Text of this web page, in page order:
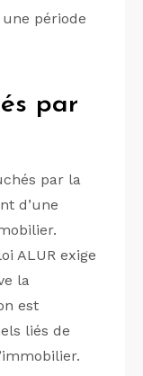
période
par
par la
d’une
ALUR exige
la
est
liés de